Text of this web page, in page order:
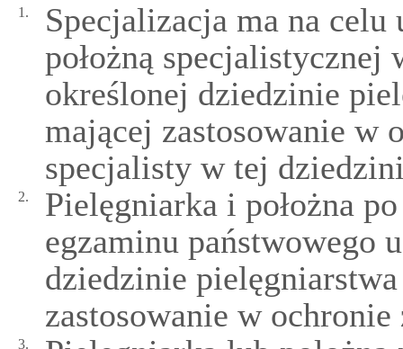
1.
Specjalizacja ma na
położną
określonej dziedzinie
mającej zastosowanie w
specjalisty w tej
2.
Pielęgniarka i położna
egzaminu państwowego
dziedzinie
zastosowanie w
3.